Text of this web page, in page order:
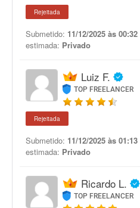
Rejeitada
Submetido: 11/12/2025 às 00:32
estimada: Privado
Luiz F.
TOP FREELANCER
Rejeitada
Submetido: 11/12/2025 às 01:13
estimada: Privado
Ricardo L.
TOP FREELANCER